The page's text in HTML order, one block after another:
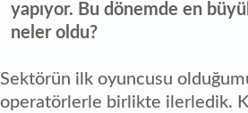
yapıyor. Bu dönemde en
neler oldu?
Sektörün ilk oyuncusu
operatörlerle birlikte ilerledik.